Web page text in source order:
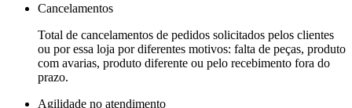
Cancelamentos
Total de cancelamentos de pedidos solicitados pelos clientes
ou por essa loja por diferentes motivos: falta de peças, produto
com avarias, produto diferente ou pelo recebimento fora do
prazo.
Agilidade no atendimento